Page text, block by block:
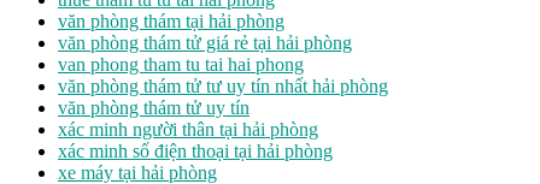
văn phòng thám tại hải phòng
văn phòng thám tử giá rẻ tại hải phòng
van phong tham tu tai hai phong
văn phòng thám tử tư uy tín nhất hải phòng
văn phòng thám tử uy tín
xác minh người thân tại hải phòng
xác minh số điện thoại tại hải phòng
xe máy tại hải phòng